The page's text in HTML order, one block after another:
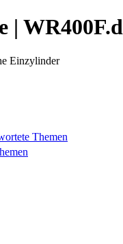
|
Einzylinder
Themen